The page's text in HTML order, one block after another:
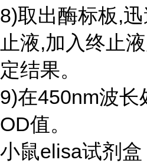
8)取出酶标板,
止液,加入终止
定结果。
9)在450nm波长
OD值。
小鼠elisa试剂盒